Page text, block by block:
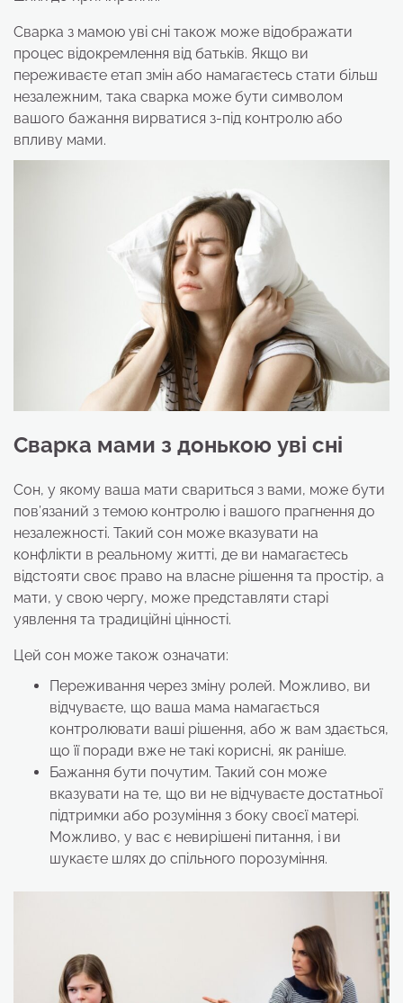
Сварка з мамою уві сні також може відображати
процес відокремлення від батьків. Якщо ви
переживаєте етап змін або намагаєтесь стати більш
незалежним, така сварка може бути символом
вашого бажання вирватися з-під контролю або
впливу мами.
Сварка мами з донькою уві сні
Сон, у якому ваша мати свариться з вами, може бути
пов’язаний з темою контролю і вашого прагнення до
незалежності. Такий сон може вказувати на
конфлікти в реальному житті, де ви намагаєтесь
відстояти своє право на власне рішення та простір, а
мати, у свою чергу, може представляти старі
уявлення та традиційні цінності.
Цей сон може також означати:
Переживання через зміну ролей. Можливо, ви
відчуваєте, що ваша мама намагається
контролювати ваші рішення, або ж вам здається,
що її поради вже не такі корисні, як раніше.
Бажання бути почутим. Такий сон може
вказувати на те, що ви не відчуваєте достатньої
підтримки або розуміння з боку своєї матері.
Можливо, у вас є невирішені питання, і ви
шукаєте шлях до спільного порозуміння.